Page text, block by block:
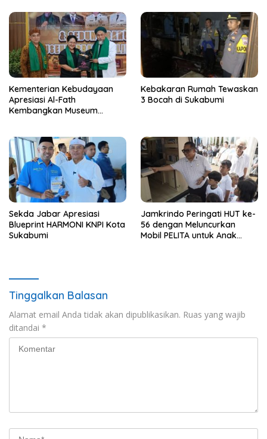
Kementerian Kebudayaan
Apresiasi Al-Fath
Kembangkan Museum
Kebakaran Rumah Tewaskan
3 Bocah di Sukabumi
Sekda Jabar Apresiasi
Blueprint HARMONI KNPI Kota
Sukabumi
Jamkrindo Peringati HUT ke-
56 dengan Meluncurkan
Mobil PELITA untuk Anak
Tinggalkan Balasan
Alamat email Anda tidak akan dipublikasikan. Ruas yang wajib
ditandai *